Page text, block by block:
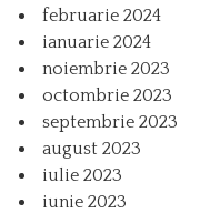
februarie 2024
ianuarie 2024
noiembrie 2023
octombrie 2023
septembrie 2023
august 2023
iulie 2023
iunie 2023